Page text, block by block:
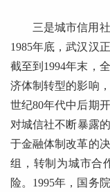
三是城市信用
1985年底，武汉汉
截至到1994年末，
济体制转型的影响
世纪80年代中后期
对城信社不断暴露
于金融体制改革的
组，转制为城市合
险。1995年，国务